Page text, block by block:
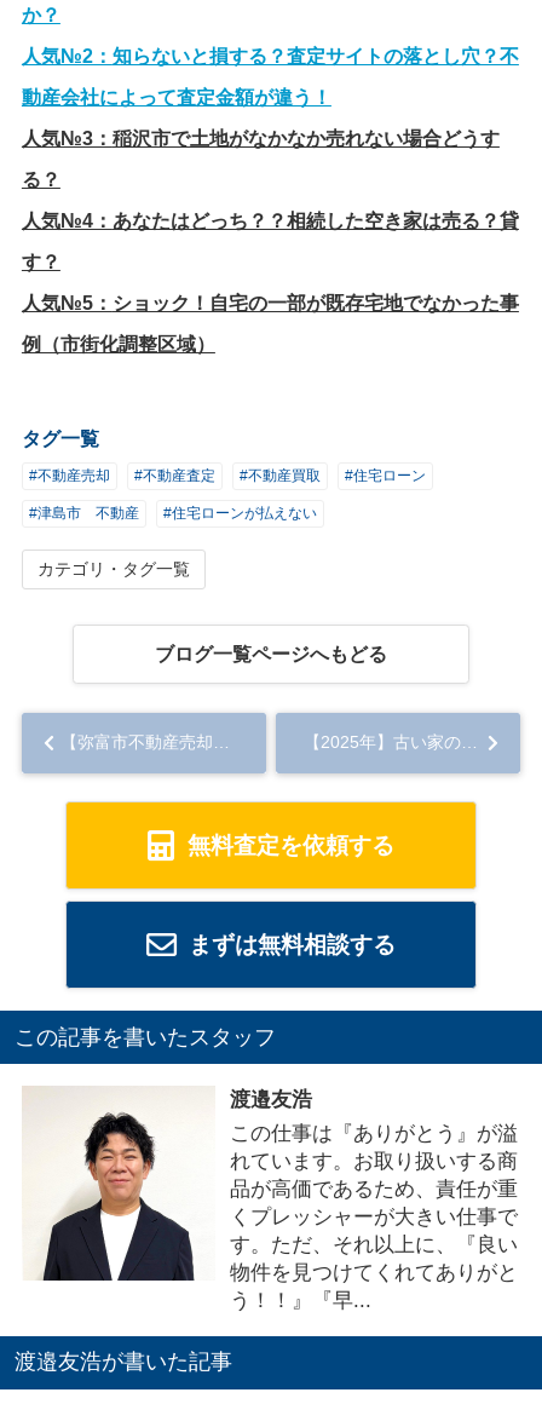
か？
人気№2： 知らないと損する？査定サイトの落とし穴？不
動産会社によって査定金額が違う！
人気№3： 稲沢市で土地がなかなか売れない場合どうす
る？
人気№4： あなたはどっち？？相続した空き家は売る？貸
す？
人気№5： ショック！自宅の一部が既存宅地でなかった事
例（市街化調整区域）
タグ一覧
#不動産売却 #不動産査定 #不動産買取 #住宅ローン
#津島市 不動産 #住宅ローンが払えない
カテゴリ・タグ一覧
ブログ一覧ページへもどる
【弥富市不動産売却】弥富市の老朽化した家売却は難しい？売却ポイントをご紹介... 【2025年】古い家の売却は難しい？ 効果的な方法をご紹介...
無料査定を依頼する
まずは無料相談する
この記事を書いたスタッフ
渡邉友浩
この仕事は『ありがとう』が溢
れています。お取り扱いする商
品が高価であるため、責任が重
くプレッシャーが大きい仕事で
す。ただ、それ以上に、『良い
物件を見つけてくれてありがと
う！！』『早...
渡邉友浩が書いた記事